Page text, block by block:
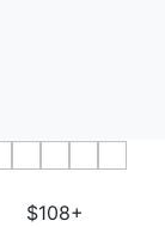
$108+